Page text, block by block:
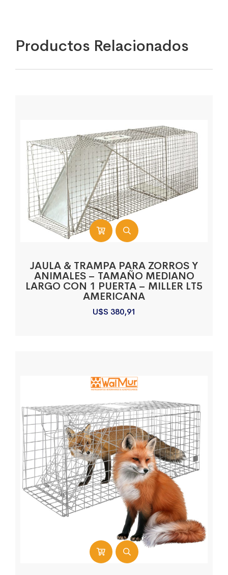
Productos Relacionados
JAULA & TRAMPA PARA ZORROS Y
ANIMALES – TAMAÑO MEDIANO
LARGO CON 1 PUERTA – MILLER LT5
AMERICANA
U$S 380,91